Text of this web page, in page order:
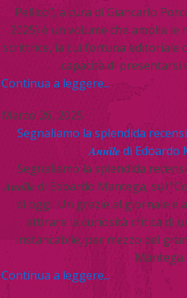
Pellico”, a cura di Giancarlo
2025) è un volume che amplia le
scrittrice, la cui fortuna editoriale
capacità di
Continua a leggere...
Marzo 26, 2025
Segnaliamo la splendida
𝑨𝒏𝒏𝒊̀𝒍𝒆 di
Segnaliamo la splendida
𝑨𝒏𝒏𝒊̀𝒍𝒆 di Edoardo Mantega, sul
di oggi. Un grazie al giornale e
attirare la curiosità critica di
instancabile, per mezzo del
Mantega.
Continua a leggere...